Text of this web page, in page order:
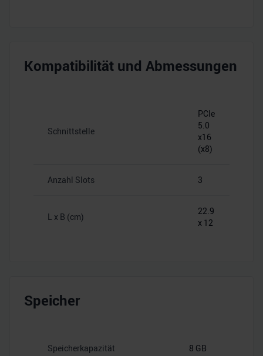
Kompatibilität und Abmessungen
Schnittstelle
PCIe
5.0
x16
(x8)
Anzahl Slots 3
L x B (cm)
22.9
x 12
Speicher
Speicherkapazität 8 GB